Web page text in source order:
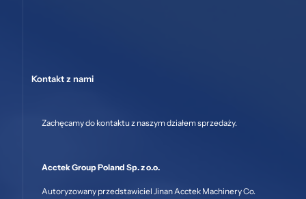
Kontakt z nami
Zachęcamy do kontaktu z naszym działem sprzedaży.
Acctek Group Poland Sp. z o.o.
Autoryzowany przedstawiciel Jinan Acctek Machinery Co.